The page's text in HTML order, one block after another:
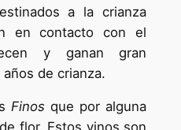
a la crianza
en contacto con el
y ganan gran
de crianza.
Finos que por alguna